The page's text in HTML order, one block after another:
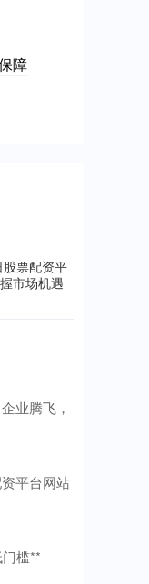
障
票配资平
市场机遇
业腾飞，
平台网站
槛**